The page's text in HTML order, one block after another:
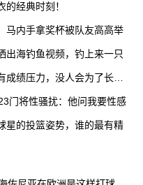
经典时刻！
马内手拿奖杯被队友高高举
出海钓鱼视频，钓上来一只
成绩压力，没人会为了长远
门将性骚扰：他问我要性感
星的投篮姿势，谁的最有精